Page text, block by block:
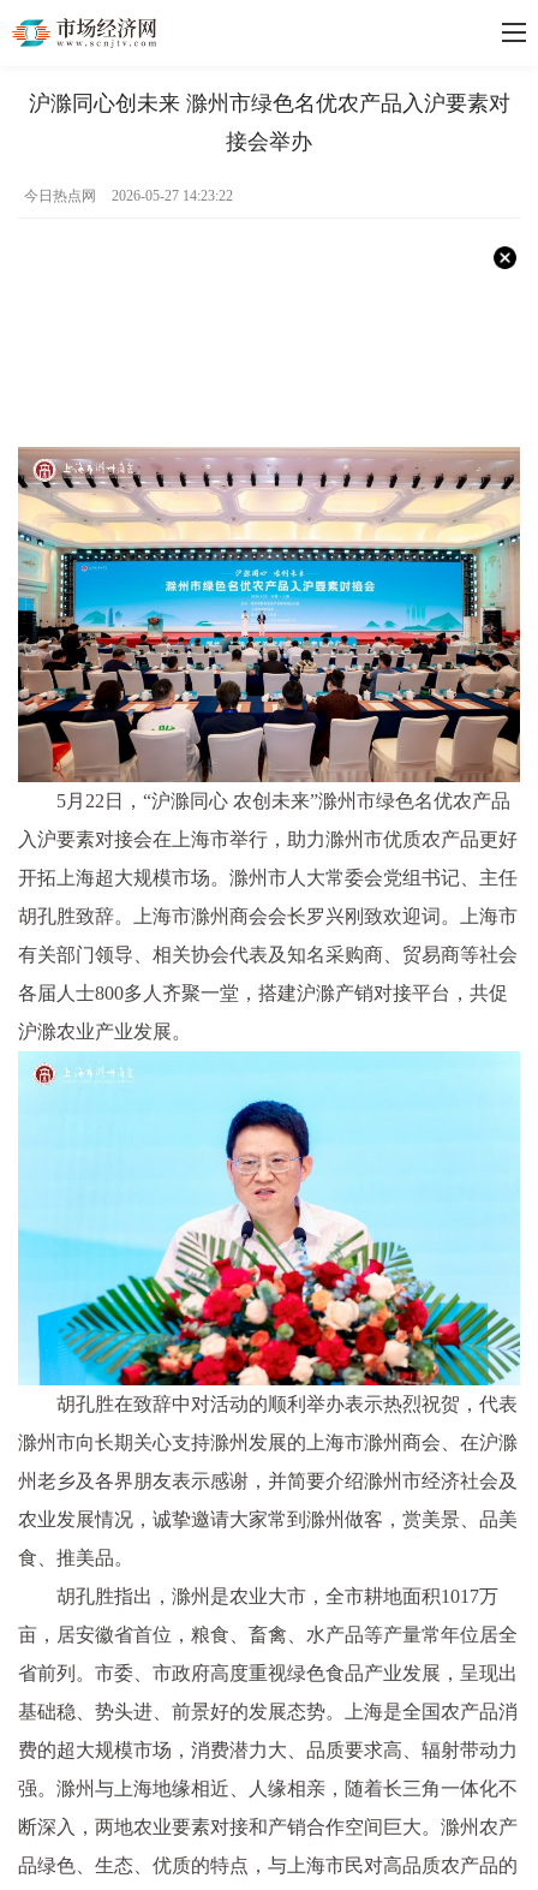
沪滁同心创未来 滁州市绿色名优农产品入沪要素对
接会举办
今日热点网 2026-05-27 14:23:22
5月22日，“沪滁同心 农创未来”滁州市绿色名优农产品
入沪要素对接会在上海市举行，助力滁州市优质农产品更好
开拓上海超大规模市场。滁州市人大常委会党组书记、主任
胡孔胜致辞。上海市滁州商会会长罗兴刚致欢迎词。上海市
有关部门领导、相关协会代表及知名采购商、贸易商等社会
各届人士800多人齐聚一堂，搭建沪滁产销对接平台，共促
沪滁农业产业发展。
胡孔胜在致辞中对活动的顺利举办表示热烈祝贺，代表
滁州市向长期关心支持滁州发展的上海市滁州商会、在沪滁
州老乡及各界朋友表示感谢，并简要介绍滁州市经济社会及
农业发展情况，诚挚邀请大家常到滁州做客，赏美景、品美
食、推美品。
胡孔胜指出，滁州是农业大市，全市耕地面积1017万
亩，居安徽省首位，粮食、畜禽、水产品等产量常年位居全
省前列。市委、市政府高度重视绿色食品产业发展，呈现出
基础稳、势头进、前景好的发展态势。上海是全国农产品消
费的超大规模市场，消费潜力大、品质要求高、辐射带动力
强。滁州与上海地缘相近、人缘相亲，随着长三角一体化不
断深入，两地农业要素对接和产销合作空间巨大。滁州农产
品绿色、生态、优质的特点，与上海市民对高品质农产品的